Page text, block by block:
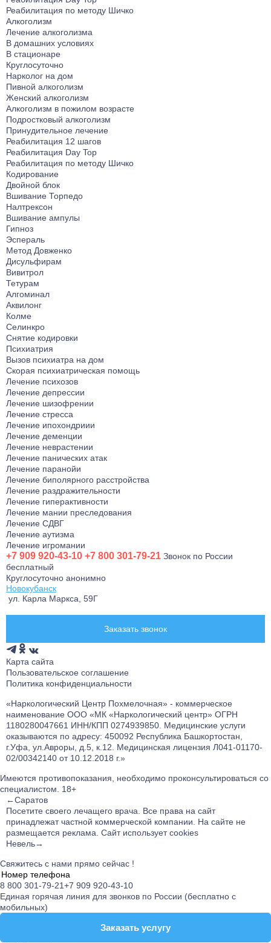
Реабилитация по методу Шичко
Алкоголизм
Лечение алкоголизма
В домашних условиях
В стационаре
Круглосуточно
Нарколог на дом
Пивной алкоголизм
Женский алкоголизм
Алкоголизм в пожилом возрасте
Подростковый алкоголизм
Принудительное лечение
Реабилитация 12 шагов
Реабилитация Day Top
Реабилитация по методу Шичко
Кодирование
Двойной блок
Вшивание Торпедо
Налтрексон
Вшивание ампулы
Гипноз
Эспераль
Метод Довженко
Дисульфирам
Вивитрол
Тетурам
Алгоминал
Аквилонг
Колме
Селинкро
Снятие кодировки
Психиатрия
Вызов психиатра на дом
Скорая психиатрическая помощь
Лечение психозов
Лечение депрессии
Лечение шизофрении
Лечение стресса
Лечение ипохондриии
Лечение деменции
Лечение неврастении
Лечение панических атак
Лечение паранойи
Лечение биполярного расстройства
Лечение раздражительности
Лечение гиперактивности
Лечение мании преследования
Лечение СДВГ
Лечение аутизма
Лечение игромании
+7 909 920-43-10 +7 800 301-79-21 Звонок по России
бесплатный
Круглосуточно анонимно
Новокубанск
ул. Карла Маркса, 59Г
Заказать звонок
Карта сайта
Пользовательское соглашение
Политика конфиденциальности
«Наркологический Центр Похмелочная» - коммерческое
наименование ООО «МК «Наркологический центр» ОГРН
1180280047661 ИНН/КПП 0274939850. Медицинские услуги
оказываются по адресу: 450092 Республика Башкортостан,
г.Уфа, ул.Авроры, д.5, к.12. Медицинская лицензия Л041-01170-
02/00342140 от 10.12.2018 г.»
Имеются противопоказания, необходимо проконсультироваться со
специалистом. 18+
←Саратов
Посетите своего лечащего врача.
Все права на сайт
принадлежат частной коммерческой компании. На сайте не
размещается реклама. Сайт использует cookies
Невель→
Свяжитесь с нами прямо сейчас !
8 800 301-79-21+7 909 920-43-10
Единая горячая линия для звонков по России (бесплатно с
мобильных)
Заказать услугу
Заказать услугу